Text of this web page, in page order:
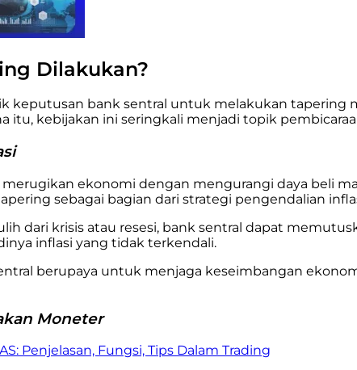
Dilakukan?
keputusan bank sentral untuk melakukan
itu, kebijakan ini seringkali menjadi topik
ekonomi dengan mengurangi daya beli
sebagai bagian dari strategi pengendalian
dari krisis atau resesi, bank sentral dapat
inflasi yang tidak terkendali.
berupaya untuk menjaga keseimbangan
Moneter
Penjelasan, Fungsi, Tips Dalam Trading